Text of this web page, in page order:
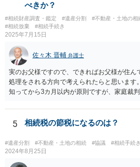
べきか？
#相続財産調査・鑑定 #遺産分割 #不動産・土地の相
#相続放棄
#相続手続き
2025年7月15日
佐々木 晋輔 弁護士
実のお父様ですので、できればお父様が住ん
処理をされる方向で考えられたらと思います
知ってから3カ月以内が原則ですが、家庭裁
放棄するかどうか決めることができます。
することはありませんので、数年後に借金
ありません。 なお、私が扱った相続放棄を
伸長して調査したところ、サラ金に対する過
つかったため相続したという事例がありまし
5 相続税の節税になるのは？
#遺産分割 #不動産・土地の相続 #協議 #相続手続き
2024年8月25日